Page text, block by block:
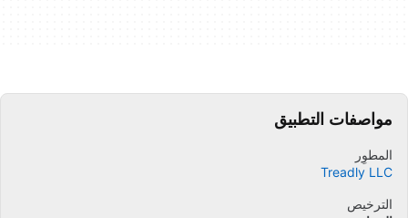
مواصفات التطبيق
المطوِر
Treadly LLC
الترخيص